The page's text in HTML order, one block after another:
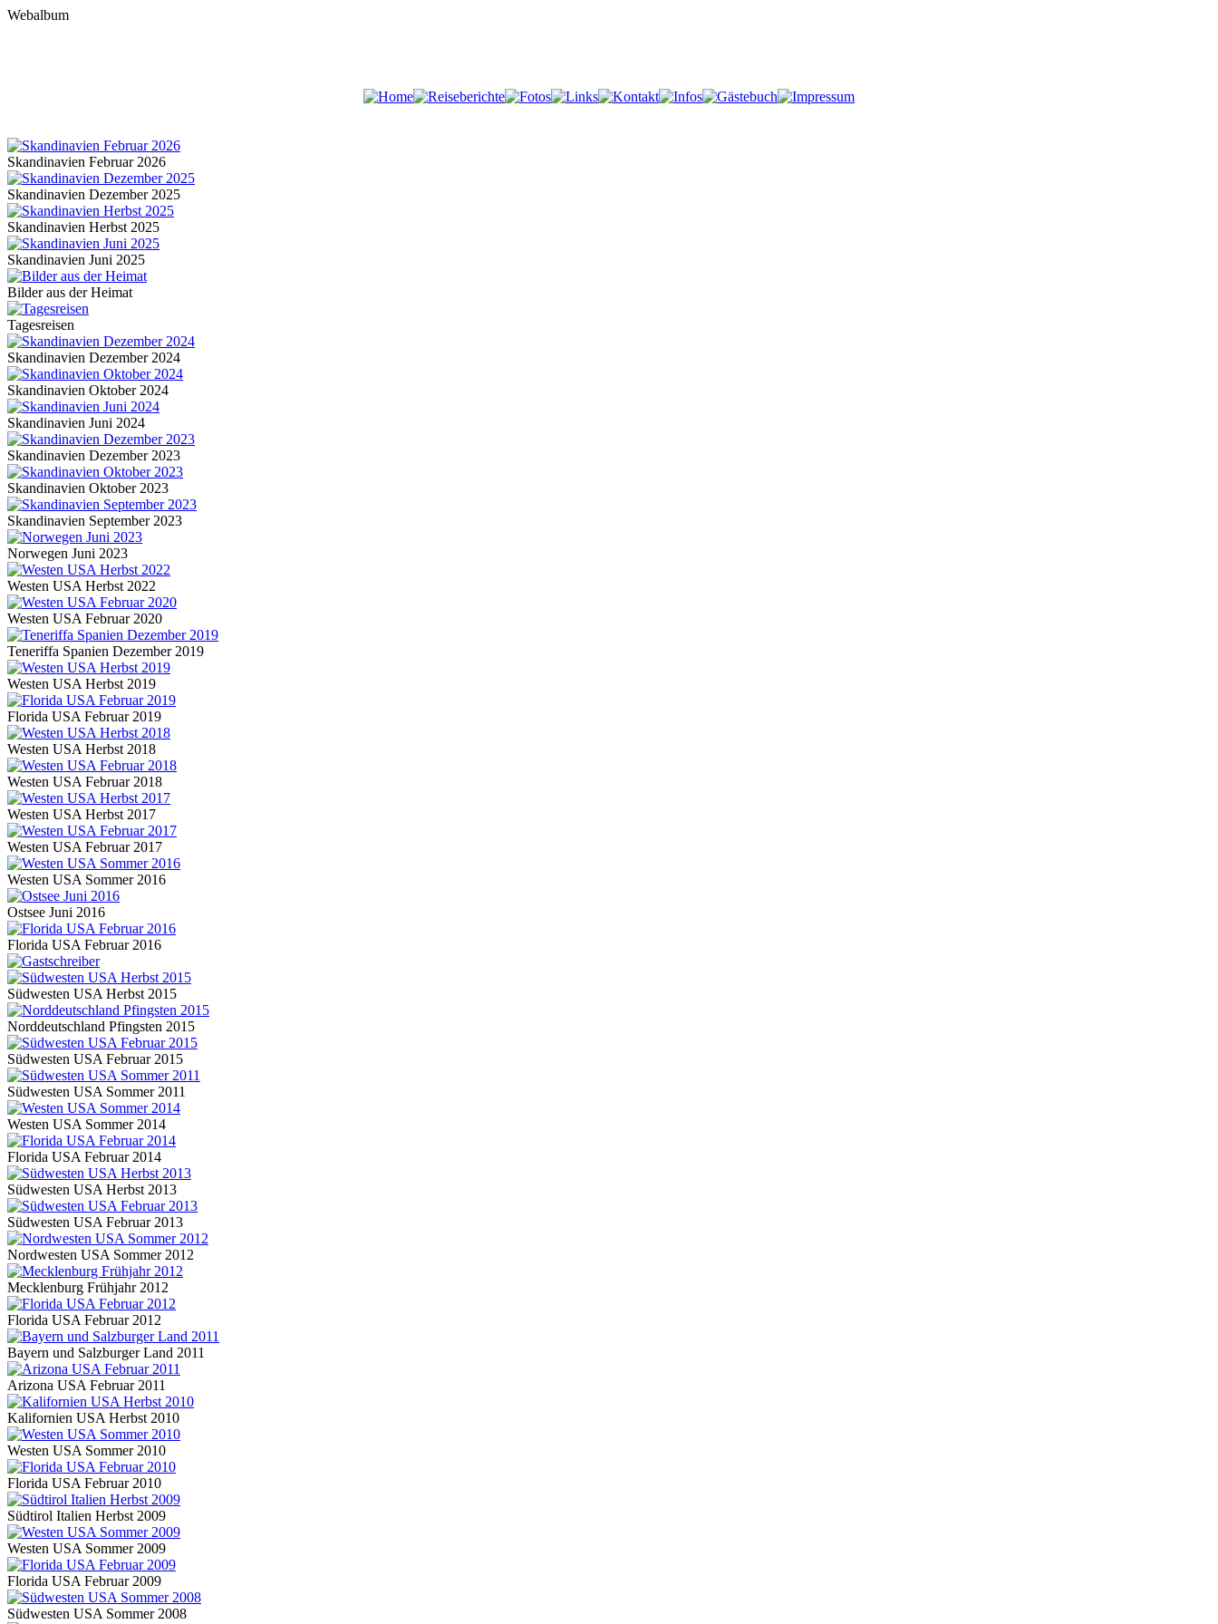
Webalbum
Skandinavien Februar 2026
Skandinavien Dezember 2025
Skandinavien Herbst 2025
Skandinavien Juni 2025
Bilder aus der Heimat
Tagesreisen
Skandinavien Dezember 2024
Skandinavien Oktober 2024
Skandinavien Juni 2024
Skandinavien Dezember 2023
Skandinavien Oktober 2023
Skandinavien September 2023
Norwegen Juni 2023
Westen USA Herbst 2022
Westen USA Februar 2020
Teneriffa Spanien Dezember 2019
Westen USA Herbst 2019
Florida USA Februar 2019
Westen USA Herbst 2018
Westen USA Februar 2018
Westen USA Herbst 2017
Westen USA Februar 2017
Westen USA Sommer 2016
Ostsee Juni 2016
Florida USA Februar 2016
Südwesten USA Herbst 2015
Norddeutschland Pfingsten 2015
Südwesten USA Februar 2015
Südwesten USA Sommer 2011
Westen USA Sommer 2014
Florida USA Februar 2014
Südwesten USA Herbst 2013
Südwesten USA Februar 2013
Nordwesten USA Sommer 2012
Mecklenburg Frühjahr 2012
Florida USA Februar 2012
Bayern und Salzburger Land 2011
Arizona USA Februar 2011
Kalifornien USA Herbst 2010
Westen USA Sommer 2010
Florida USA Februar 2010
Südtirol Italien Herbst 2009
Westen USA Sommer 2009
Florida USA Februar 2009
Südwesten USA Sommer 2008